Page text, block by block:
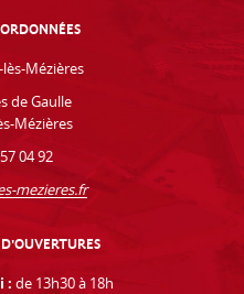
Mézières
de Gaulle
Mézières
04 92
mezieres.fr
: de 13h30 à 18h